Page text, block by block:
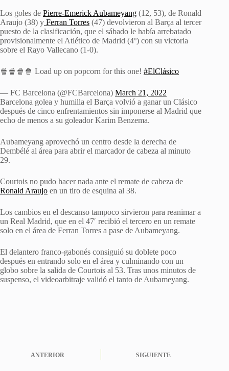
Los goles de Pierre-Emerick Aubameyang (12, 53), de Ronald
Araujo (38) y Ferran Torres (47) devolvieron al Barça al tercer
puesto de la clasificación, que el sábado le había arrebatado
provisionalmente el Atlético de Madrid (4º) con su victoria
sobre el Rayo Vallecano (1-0).
🍿🍿🍿🍿 Load up on popcorn for this one! #ElClásico
— FC Barcelona (@FCBarcelona) March 21, 2022
Barcelona golea y humilla el Barça volvió a ganar un Clásico
después de cinco enfrentamientos sin imponerse al Madrid que
echo de menos a su goleador Karim Benzema.
Aubameyang aprovechó un centro desde la derecha de
Dembélé al área para abrir el marcador de cabeza al minuto
29.
Courtois no pudo hacer nada ante el remate de cabeza de
Ronald Araujo en un tiro de esquina al 38.
Los cambios en el descanso tampoco sirvieron para reanimar a
un Real Madrid, que en el 47′ recibió el tercero en un remate
solo en el área de Ferran Torres a pase de Aubameyang.
El delantero franco-gabonés consiguió su doblete poco
después en entrando solo en el área y culminando con un
globo sobre la salida de Courtois al 53. Tras unos minutos de
suspenso, el videoarbitraje validó el tanto de Aubameyang.
ANTERIOR SIGUIENTE